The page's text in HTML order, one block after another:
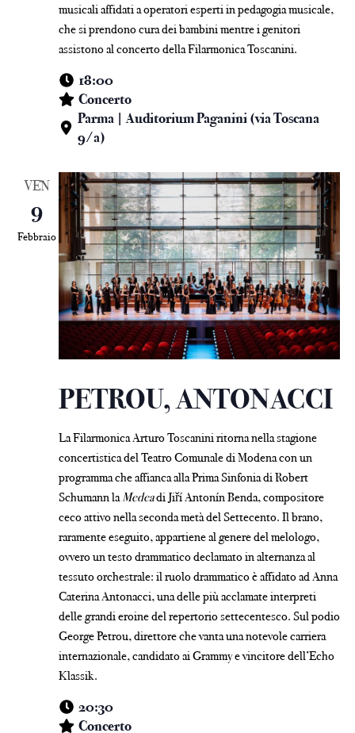
musicali affidati a operatori esperti in pedagogia musicale,
che si prendono cura dei bambini mentre i genitori
assistono al concerto della Filarmonica Toscanini.
18:00
Concerto
Parma | Auditorium Paganini (via Toscana
9/a)
VEN
9
Febbraio
PETROU, ANTONACCI
La Filarmonica Arturo Toscanini ritorna nella stagione
concertistica del Teatro Comunale di Modena con un
programma che affianca alla Prima Sinfonia di Robert
Schumann laMedeadi Jiří Antonín Benda, compositore
ceco attivo nella seconda metà del Settecento. Il brano,
raramente eseguito, appartiene al genere del melologo,
ovvero un testo drammatico declamato in alternanza al
tessuto orchestrale: il ruolo drammatico è affidato ad Anna
Caterina Antonacci, una delle più acclamate interpreti
delle grandi eroine del repertorio settecentesco. Sul podio
George Petrou, direttore che vanta una notevole carriera
internazionale, candidato ai Grammy e vincitore dell’Echo
Klassik.
20:30
Concerto